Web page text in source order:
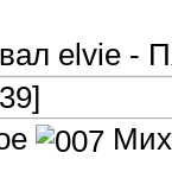
elvie -